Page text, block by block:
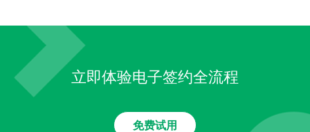
立即体验电子签约全流程
免费试用